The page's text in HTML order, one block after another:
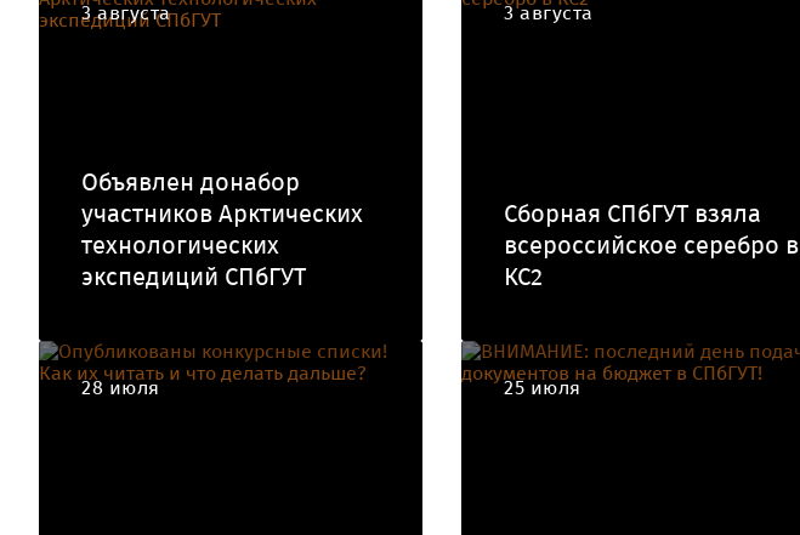
3 августа
Объявлен донабор
участников Арктических
технологических
экспедиций СПбГУТ
3 августа
Сборная СПбГУТ взяла
всероссийское серебро в
КС2
28 июля 25 июля